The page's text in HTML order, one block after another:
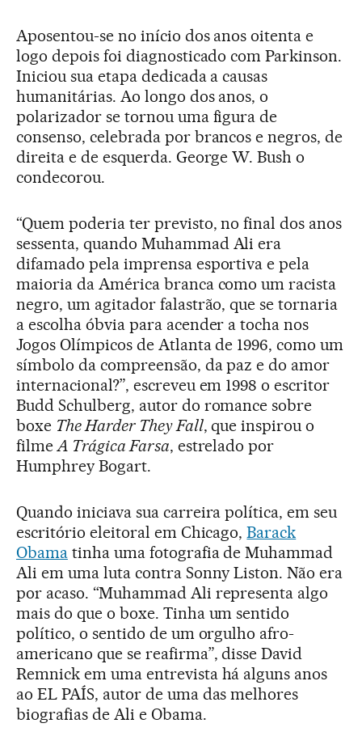
Aposentou-se no início dos anos oitenta e
logo depois foi diagnosticado com Parkinson.
Iniciou sua etapa dedicada a causas
humanitárias. Ao longo dos anos, o
polarizador se tornou uma figura de
consenso, celebrada por brancos e negros, de
direita e de esquerda. George W. Bush o
condecorou.
“Quem poderia ter previsto, no final dos anos
sessenta, quando Muhammad Ali era
difamado pela imprensa esportiva e pela
maioria da América branca como um racista
negro, um agitador falastrão, que se tornaria
a escolha óbvia para acender a tocha nos
Jogos Olímpicos de Atlanta de 1996, como um
símbolo da compreensão, da paz e do amor
internacional?”, escreveu em 1998 o escritor
Budd Schulberg, autor do romance sobre
boxe The Harder They Fall, que inspirou o
filme A Trágica Farsa, estrelado por
Humphrey Bogart.
Quando iniciava sua carreira política, em seu
escritório eleitoral em Chicago,Barack
Obamatinha uma fotografia de Muhammad
Ali em uma luta contra Sonny Liston. Não era
por acaso. “Muhammad Ali representa algo
mais do que o boxe. Tinha um sentido
político, o sentido de um orgulho afro-
americano que se reafirma”, disse David
Remnick em uma entrevista há alguns anos
ao EL PAÍS, autor de uma das melhores
biografias de Ali e Obama.